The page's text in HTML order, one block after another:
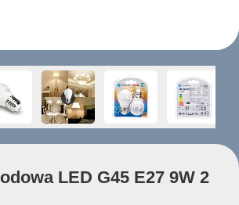
LED G45 E27 9W 2